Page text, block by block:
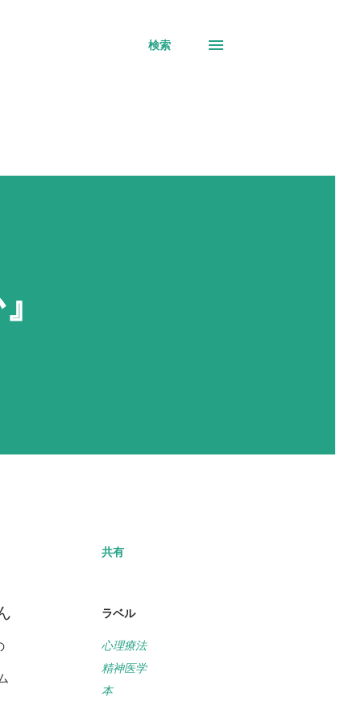
検索
共有
ラベル
心理療法
精神医学
本